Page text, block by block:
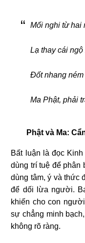
Mối nghi từ hai
Lạ thay cái
Đốt nhang
Ma Phật, phải
Phật và Ma:
Bất luận là đọc
dùng trí tuệ để phân
dùng tâm, ý và thức
để dối lừa người.
khiến cho con
sự chẳng minh
không rõ ràng.